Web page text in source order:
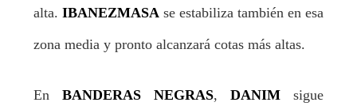
alta. IBANEZMASA se estabiliza también en esa
zona media y pronto alcanzará cotas más altas.
En BANDERAS NEGRAS, DANIM sigue